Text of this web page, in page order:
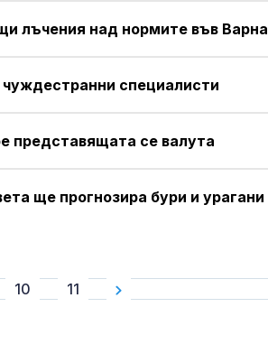
лъчения над нормите във Варна
специалисти
представящата се валута
ще прогнозира бури и урагани
10 11